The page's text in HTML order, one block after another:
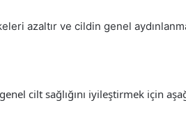
azaltır ve cildin genel
genel cilt sağlığını iyileştirmek için